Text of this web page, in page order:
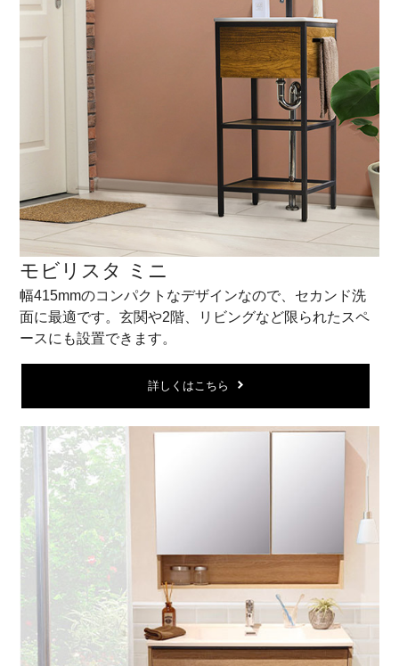
モビリスタ ミニ
幅415mmのコンパクトなデザインなので、セカンド洗
面に最適です。玄関や2階、リビングなど限られたスペ
ースにも設置できます。
詳しくはこちら